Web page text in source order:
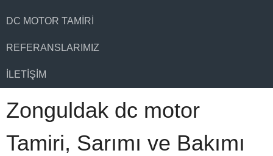
DC MOTOR TAMIRI
REFERANSLARIMIZ
İLETIŞIM
Zonguldak dc motor
Tamiri, Sarımı ve Bakımı